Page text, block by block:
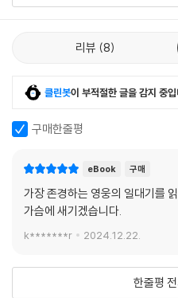
리뷰 8
클린봇이 부적절한 글을 감지 중
구매한줄평
eBook 구매
가장 존경하는 영웅의 일대기를
가슴에 새기겠습니다.
k*******r 2024.12.22.
한줄평 전